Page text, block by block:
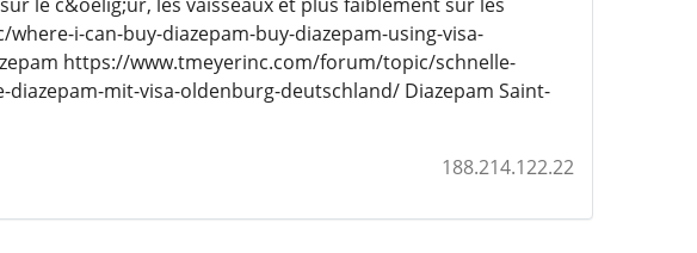
i-can-buy-diazepam-buy-diazepam-using-visa-
https://www.tmeyerinc.com/forum/topic/schnelle-
mit-visa-oldenburg-deutschland/ Diazepam Saint-
188.214.122.22